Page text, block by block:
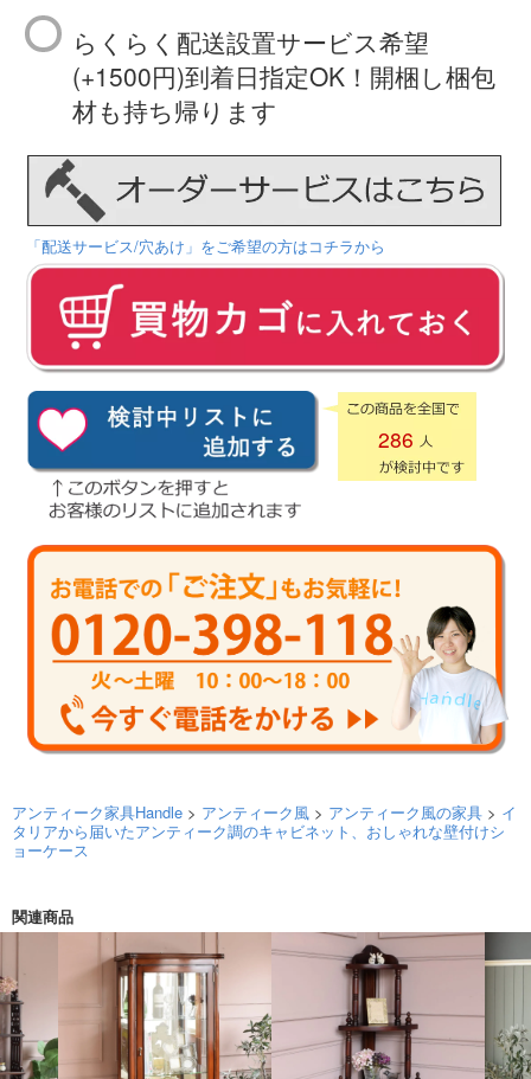
らくらく配送設置サービス希望
(+1500円)到着日指定OK！開梱し梱包
材も持ち帰ります
「配送サービス/穴あけ」をご希望の方はコチラから
286
アンティーク家具Handle > アンティーク風 > アンティーク風の家具 > イ
タリアから届いたアンティーク調のキャビネット、おしゃれな壁付けシ
ョーケース
関連商品